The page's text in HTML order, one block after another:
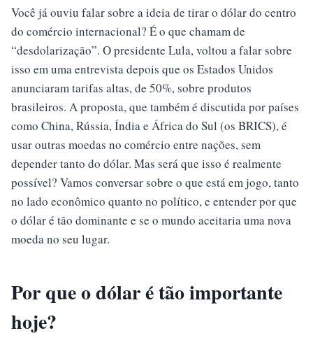
Você já ouviu falar sobre a ideia de tirar o dólar do centro
do comércio internacional? É o que chamam de
“desdolarização”. O presidente Lula, voltou a falar sobre
isso em uma entrevista depois que os Estados Unidos
anunciaram tarifas altas, de 50%, sobre produtos
brasileiros. A proposta, que também é discutida por países
como China, Rússia, Índia e África do Sul (os BRICS), é
usar outras moedas no comércio entre nações, sem
depender tanto do dólar. Mas será que isso é realmente
possível? Vamos conversar sobre o que está em jogo, tanto
no lado econômico quanto no político, e entender por que
o dólar é tão dominante e se o mundo aceitaria uma nova
moeda no seu lugar.
Por que o dólar é tão importante
hoje?